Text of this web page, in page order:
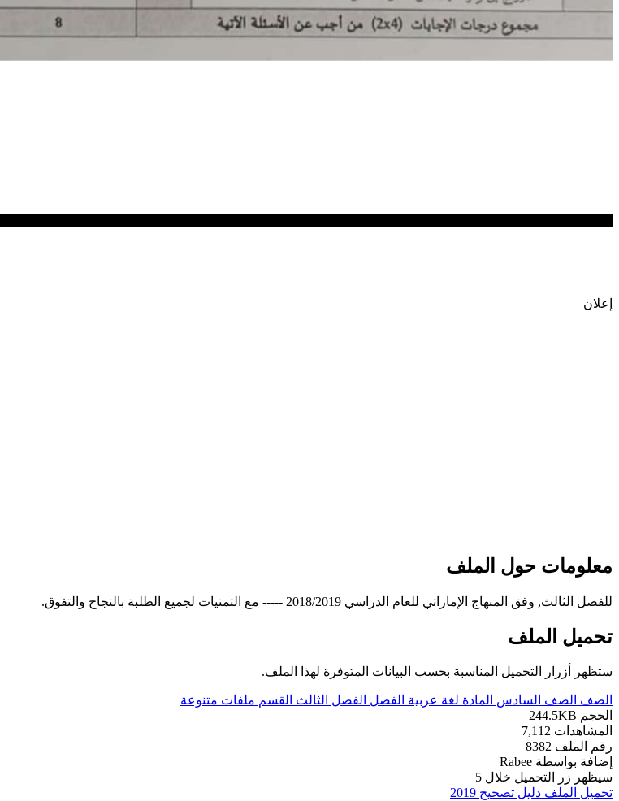
إعلان
معلومات حول الملف
للفصل الثالث, وفق المنهاج الإماراتي للعام الدراسي 2018/2019 ----- مع التمنيات لجميع الطلبة بالنجاح والتفوق.
تحميل الملف
ستظهر أزرار التحميل المناسبة بحسب البيانات المتوفرة لهذا الملف.
الصف الصف السادس المادة لغة عربية الفصل الفصل الثالث القسم ملفات متنوعة
الحجم 244.5KB
المشاهدات 7,112
رقم الملف 8382
إضافة بواسطة Rabee
سيظهر زر التحميل خلال 5
تحميل الملف دليل تصحيح 2019